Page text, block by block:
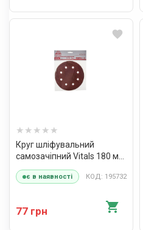
Круг шліфувальний
самозачіпний Vitals 180 мм,
8 отв., з. – 120, 5 од.
є в наявності КОД: 195732
77 грн